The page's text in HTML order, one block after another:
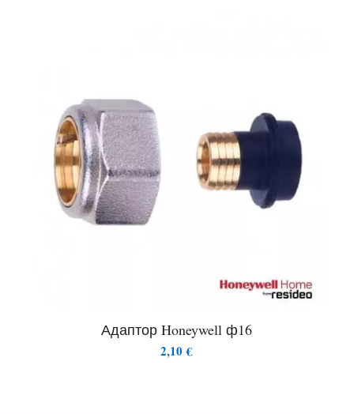
Адаптор Honeywell ф16
2,10€